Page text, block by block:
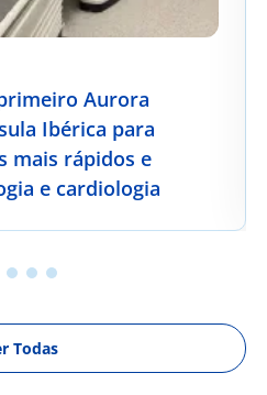
Aurora
Ibérica para
mais rápidos e
e cardiologia
Todas